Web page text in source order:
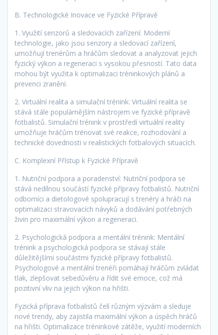
B. Technologické Inovace ve Fyzické Přípravě
1. Využití senzorů a sledovacích zařízení: Moderní
technologie, jako jsou senzory a sledovací zařízení,
umožňují trenérům a hráčům sledovat a analyzovat jejich
fyzický výkon a regeneraci s vysokou přesností. Tato data
mohou být využita k optimalizaci tréninkových plánů a
prevenci zranění.
2. Virtuální realita a simulační trénink: Virtuální realita se
stává stále populárnějším nástrojem ve fyzické přípravě
fotbalistů. Simulační trénink v prostředí virtuální reality
umožňuje hráčům trénovat své reakce, rozhodování a
technické dovednosti v realistických fotbalových situacích.
C. Komplexní Přístup k Fyzické Přípravě
1. Nutriční podpora a poradenství: Nutriční podpora se
stává nedílnou součástí fyzické přípravy fotbalistů. Nutriční
odborníci a dietologové spolupracují s trenéry a hráči na
optimalizaci stravovacích návyků a dodávání potřebných
živin pro maximální výkon a regeneraci.
2. Psychologická podpora a mentální trénink: Mentální
trénink a psychologická podpora se stávají stále
důležitějšími součástmi fyzické přípravy fotbalistů.
Psychologové a mentální trenéři pomáhají hráčům zvládat
tlak, zlepšovat sebedůvěru a řídit své emoce, což má
pozitivní vliv na jejich výkon na hřišti.
Fyzická příprava fotbalistů čelí různým výzvám a sleduje
nové trendy, aby zajistila maximální výkon a úspěch hráčů
na hřišti. Optimalizace tréninkové zátěže, využití moderních